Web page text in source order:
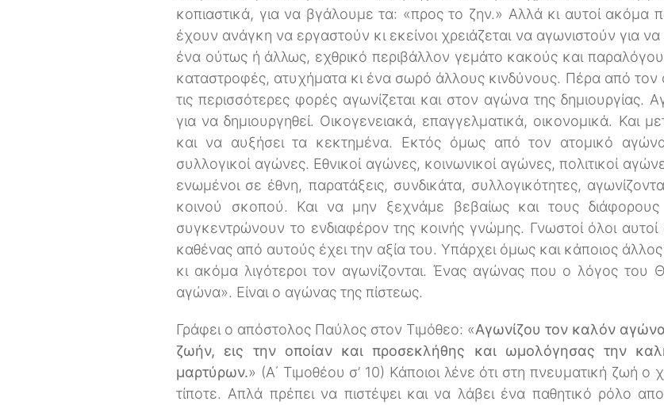
κοπιαστικά, για να βγάλουμε τα: «προς το ζην.» Αλλά κι αυτοί ακόμα
έχουν ανάγκη να εργαστούν κι εκείνοι χρειάζεται να αγωνιστούν για
ένα ούτως ή άλλως, εχθρικό περιβάλλον γεμάτο κακούς και
καταστροφές, ατυχήματα κι ένα σωρό άλλους κινδύνους. Πέρα από
τις περισσότερες φορές αγωνίζεται και στον αγώνα της δημιουργίας.
για να δημιουργηθεί. Οικογενειακά, επαγγελματικά, οικονομικά. Και
και να αυξήσει τα κεκτημένα. Εκτός όμως από τον ατομικό
συλλογικοί αγώνες. Εθνικοί αγώνες, κοινωνικοί αγώνες, πολιτικοί
ενωμένοι σε έθνη, παρατάξεις, συνδικάτα, συλλογικότητες,
κοινού σκοπού. Και να μην ξεχνάμε βεβαίως και τους
συγκεντρώνουν το ενδιαφέρον της κοινής γνώμης. Γνωστοί όλοι
καθένας από αυτούς έχει την αξία του. Υπάρχει όμως και κάποιος
κι ακόμα λιγότεροι τον αγωνίζονται. Ένας αγώνας που ο λόγος του
αγώνα». Είναι ο αγώνας της πίστεως.
Γράφει ο απόστολος Παύλος στον Τιμόθεο: «Αγωνίζου τον καλόν αγώνα
ζωήν, εις την οποίαν και προσεκλήθης και ωμολόγησας την
μαρτύρων.» (Α΄ Τιμοθέου σ’ 10) Κάποιοι λένε ότι στη πνευματική ζωή ο
τίποτε. Απλά πρέπει να πιστέψει και να λάβει ένα παθητικό ρόλο